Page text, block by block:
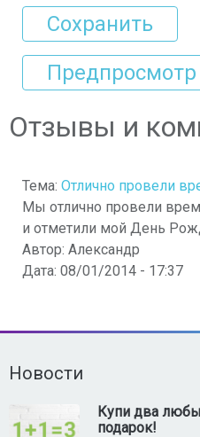
Отзывы и
Тема: Отлично провели
Мы отлично провели
и отметили мой День
Автор: Александр
Дата: 08/01/2014 - 17:37
Новости
Купи два
подарок!